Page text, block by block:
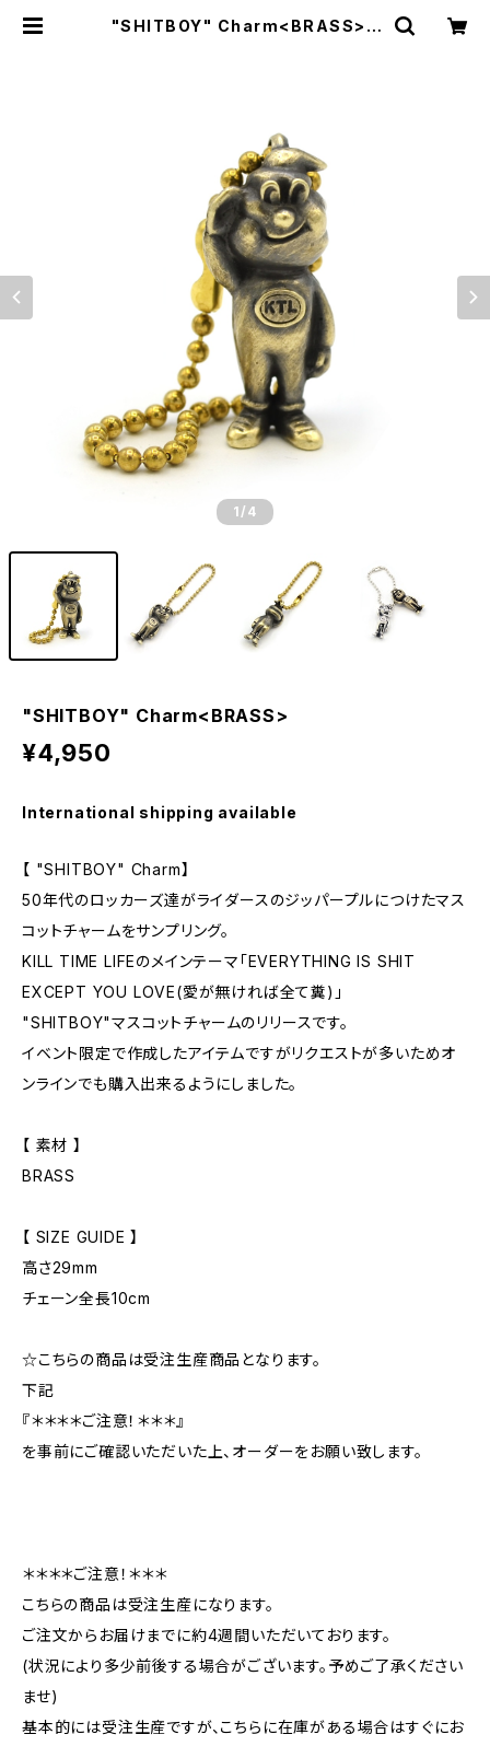
"SHITBOY" Charm<BRASS> |
1 /4
"SHITBOY" Charm<BRASS>
¥4,950
International shipping available
【 "SHITBOY" Charm】
50年代のロッカーズ達がライダースのジッパープルにつけたマス
コットチャームをサンプリング。
KILL TIME LIFEのメインテーマ「EVERYTHING IS SHIT
EXCEPT YOU LOVE(愛が無ければ全て糞)」
"SHITBOY"マスコットチャームのリリースです。
イベント限定で作成したアイテムですがリクエストが多いためオ
ンラインでも購入出来るようにしました。
【 素材 】
BRASS
【 SIZE GUIDE 】
高さ29mm
チェーン全長10cm
☆こちらの商品は受注生産商品となります。
下記
『＊＊＊＊ご注意！＊＊＊』
を事前にご確認いただいた上、オーダーをお願い致します。
＊＊＊＊ご注意！＊＊＊
こちらの商品は受注生産になります。
ご注文からお届けまでに約4週間いただいております。
(状況により多少前後する場合がございます。予めご了承ください
ませ)
基本的には受注生産ですが、こちらに在庫がある場合はすぐにお